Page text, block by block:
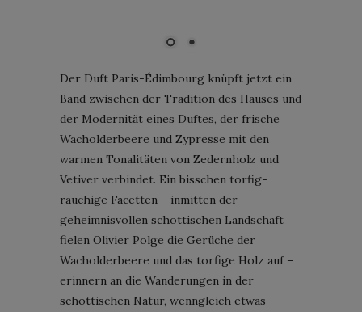
Der Duft Paris-Édimbourg knüpft jetzt ein
Band zwischen der Tradition des Hauses und
der Modernität eines Duftes, der frische
Wacholderbeere und Zypresse mit den
warmen Tonalitäten von Zedernholz und
Vetiver verbindet. Ein bisschen torfig-
rauchige Facetten – inmitten der
geheimnisvollen schottischen Landschaft
fielen Olivier Polge die Gerüche der
Wacholderbeere und das torfige Holz auf –
erinnern an die Wanderungen in der
schottischen Natur, wenngleich etwas